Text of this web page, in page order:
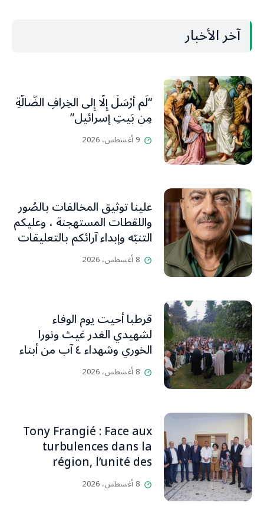
آخر الأخبار
“لَم أُرْسَلْ إِلَّا إِلى الخِرافِ الضَّالَّةِ
مِن بَيتِ إسرائيل”
9 أغسطس، 2026
علينا توثيق المخالفات بالصُور
واللقطات المستهجنة ، وعليكم
التنبّه وإبداء آرائكم بالتعليقات
(جورج صبّاغ)
8 أغسطس، 2026
قرطبا أحيت يوم الوفاء
لشهيدي الغدر غيث ونورا
الخوري وشهداء ٤ آب من أبناء
البلدة.. كارين الخوري افرام: لقد
كان بيتنا، بوجود والدي، ينبض
إقفاله لكنه لم يستطع لأنه
بيت رسالة وتاريخ وإيمان وقيم
مستمرة (صور وVideo)
8 أغسطس، 2026
Tony Frangié : Face aux
turbulences dans la
région, l’unité des
Libanais est primordiale
L’OLJ / Par Scarlett
8 أغسطس، 2026